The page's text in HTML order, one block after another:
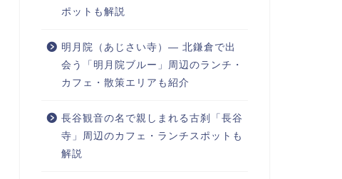
ポットも解説
明月院（あじさい寺）― 北鎌倉で出
会う「明月院ブルー」周辺のランチ・
カフェ・散策エリアも紹介
長谷観音の名で親しまれる古刹「長谷
寺」周辺のカフェ・ランチスポットも
解説